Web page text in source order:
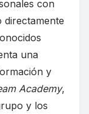
con
directamente
una
y
Academy,
y los